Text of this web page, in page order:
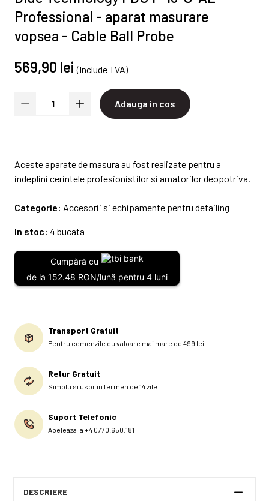
Professional - aparat masurare
vopsea - Cable Ball Probe
569,90 lei (Include TVA)
Adauga in cos
Aceste aparate de masura au fost realizate pentru a
indeplini cerintele profesionistilor si amatorilor deopotriva.
Categorie: Accesorii si echipamente pentru detailing
In stoc: 4 bucata
Cumpără cu
de la 152.48 RON/lună pentru 4 luni
Transport Gratuit
Pentru comenzile cu valoare mai mare de 499 lei.
Retur Gratuit
Simplu si usor in termen de 14 zile
Suport Telefonic
Apeleaza la +4 0770.650.181
DESCRIERE